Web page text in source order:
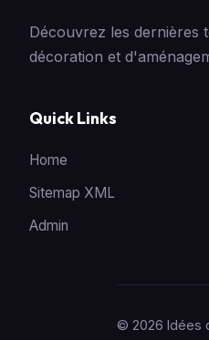
Découvrez les dernières
décoration et
Quick Links
Home
Sitemap XML
Admin
© 2026 Idées